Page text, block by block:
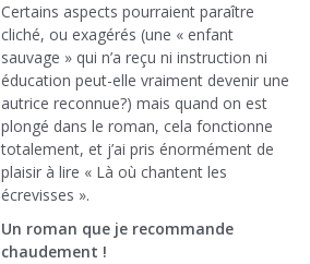
Certains aspects pourraient paraître
cliché, ou exagérés (une « enfant
sauvage » qui n’a reçu ni instruction ni
éducation peut-elle vraiment devenir une
autrice reconnue?) mais quand on est
plongé dans le roman, cela fonctionne
totalement, et j’ai pris énormément de
plaisir à lire « Là où chantent les
écrevisses ».
Un roman que je recommande
chaudement !